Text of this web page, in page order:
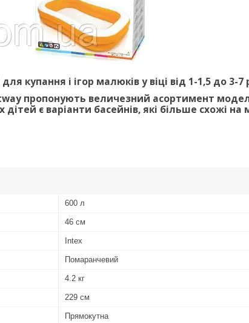
купання і ігор малюків у віці від 1-1,5 до 3-7
пропонують величезний асортимент
є варіанти басейнів, які більше схожі
600 л
46 см
Intex
Помаранчевий
4.2 кг
229 см
Прямокутна